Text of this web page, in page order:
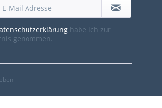
habe ich zur
genommen.